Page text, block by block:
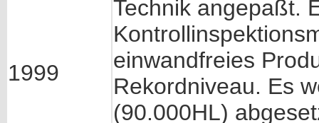
1999
Technik angepaßt.
einwandfreies
Rekordniveau. Es
(90.000HL)